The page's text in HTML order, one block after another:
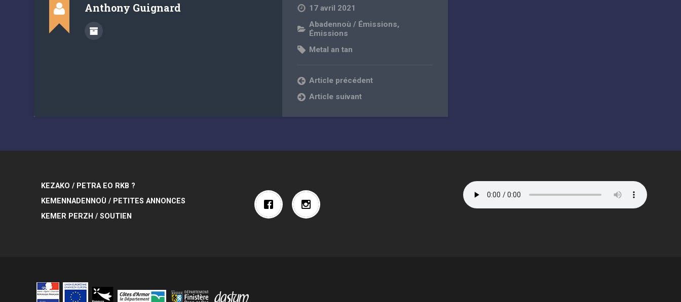
Anthony Guignard
17 avril 2021
Abadennoù / Émissions,
Émissions
Metal an tan
Article précédent
Article suivant
KEZAKO / PETRA EO RKB ?
KEMENNADENNOÙ / PETITES ANNONCES
KEMER PERZH / SOUTIEN